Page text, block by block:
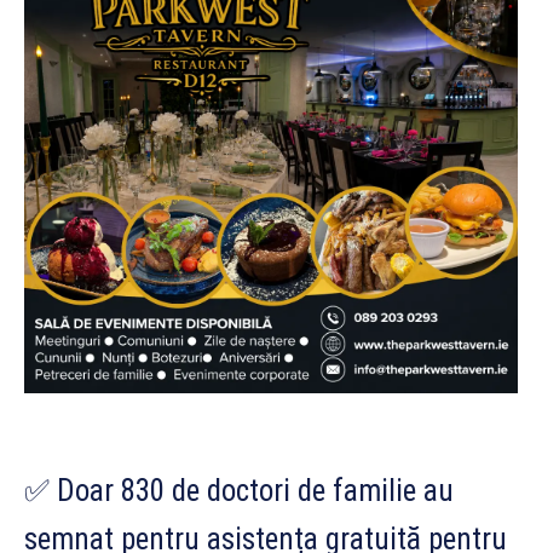
✅ Doar 830 de doctori de familie au
semnat pentru asistența gratuită pentru